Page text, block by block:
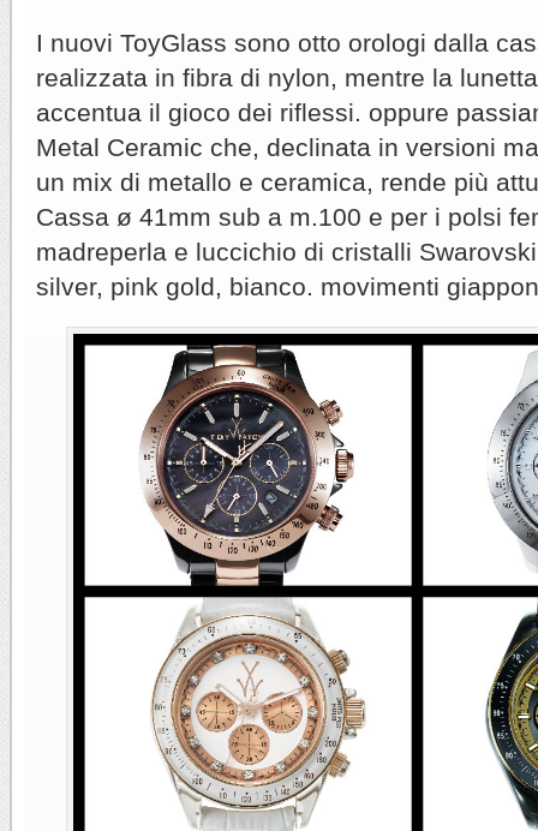
I nuovi ToyGlass sono otto orologi dalla
realizzata in fibra di nylon, mentre la
accentua il gioco dei riflessi. oppure
Metal Ceramic che, declinata in versioni
un mix di metallo e ceramica, rende più
Cassa ø 41mm sub a m.100 e per i polsi
madreperla e luccichio di cristalli
silver, pink gold, bianco. movimenti